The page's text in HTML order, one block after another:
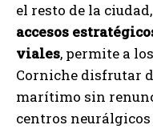
el resto de la ciudad,
accesos
viales, permite a
Corniche disfrutar
marítimo sin
centros